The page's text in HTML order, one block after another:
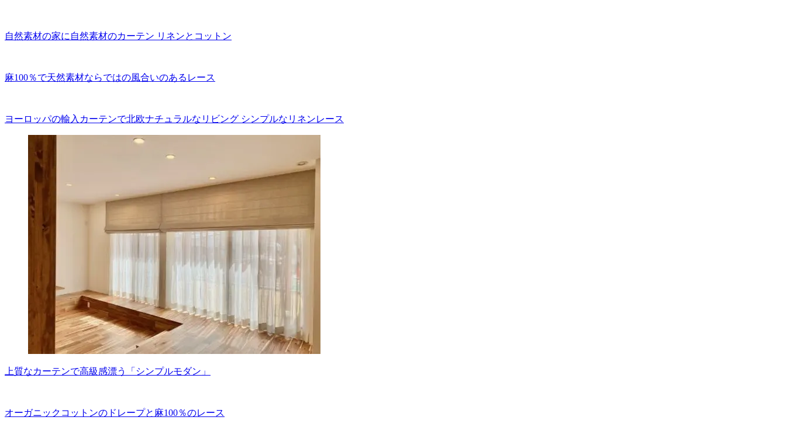
自然素材の家に自然素材のカーテン リネンとコットン
麻100％で天然素材ならではの風合いのあるレース
ヨーロッパの輸入カーテンで北欧ナチュラルなリビング シンプルなリネンレース
上質なカーテンで高級感漂う「シンプルモダン」
オーガニックコットンのドレープと麻100％のレース